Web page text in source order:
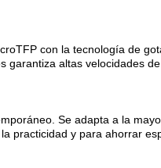
con la tecnología de
garantiza altas velocidades
Se adapta a la
practicidad y para ahorrar